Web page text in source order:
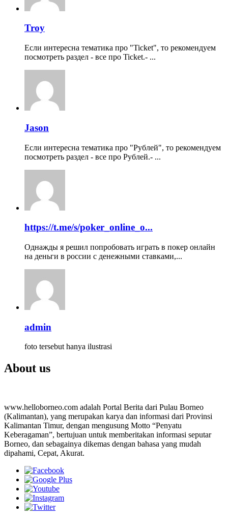
Troy
Если интересна тематика про "Ticket", то рекомендуем
посмотреть раздел - все про Ticket.- ...
Jason
Если интересна тематика про "Рублей", то рекомендуем
посмотреть раздел - все про Рублей.- ...
https://t.me/s/poker_online_o...
Однажды я решил попробовать играть в покер онлайн
на деньги в россии с денежными ставками,...
admin
foto tersebut hanya ilustrasi
About us
www.helloborneo.com adalah Portal Berita dari Pulau Borneo
(Kalimantan), yang merupakan karya dan informasi dari Provinsi
Kalimantan Timur, dengan mengusung Motto “Penyatu
Keberagaman”, bertujuan untuk memberitakan informasi seputar
Borneo, dan sebagainya dikemas dengan bahasa yang mudah
dipahami, Cepat, Akurat.